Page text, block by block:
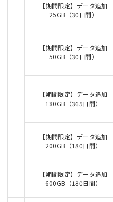
【期間限定】データ追加
25GB（30日間）
【期間限定】データ追加
50GB（30日間）
【期間限定】データ追加
180GB（365日間）
【期間限定】データ追加
200GB（180日間）
【期間限定】データ追加
600GB（180日間）